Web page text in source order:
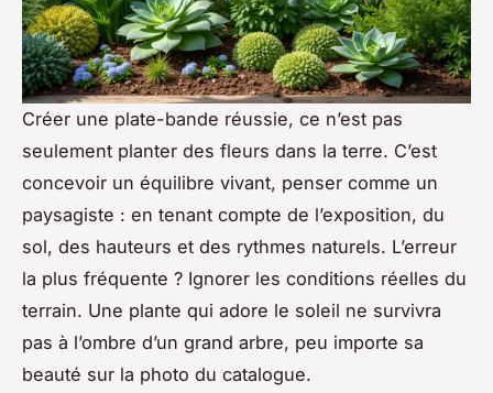
Créer une plate-bande réussie, ce n’est pas
seulement planter des fleurs dans la terre. C’est
concevoir un équilibre vivant, penser comme un
paysagiste : en tenant compte de l’exposition, du
sol, des hauteurs et des rythmes naturels. L’erreur
la plus fréquente ? Ignorer les conditions réelles du
terrain. Une plante qui adore le soleil ne survivra
pas à l’ombre d’un grand arbre, peu importe sa
beauté sur la photo du catalogue.